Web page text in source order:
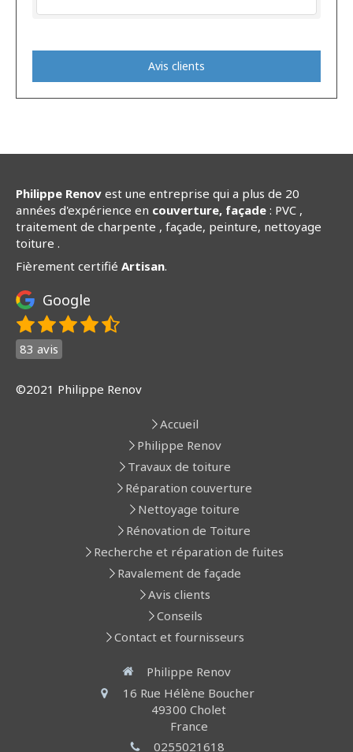
Avis clients
Philippe Renov est une entreprise qui a plus de 20
années d'expérience en couverture, façade : PVC ,
traitement de charpente , façade, peinture, nettoyage
toiture .
Fièrement certifié Artisan.
Google
83 avis
©2021 Philippe Renov
Accueil
Philippe Renov
Travaux de toiture
Réparation couverture
Nettoyage toiture
Rénovation de Toiture
Recherche et réparation de fuites
Ravalement de façade
Avis clients
Conseils
Contact et fournisseurs
Philippe Renov
16 Rue Hélène Boucher
49300 Cholet
France
0255021618